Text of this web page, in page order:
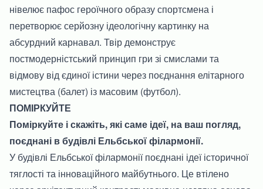
нівелює пафос героїчного образу спортсмена і
перетворює серйозну ідеологічну картинку на
абсурдний карнавал. Твір демонструє
постмодерністський принцип гри зі смислами та
відмову від єдиної істини через поєднання елітарного
мистецтва (балет) із масовим (футбол).
ПОМІРКУЙТЕ
Поміркуйте і скажіть, які саме ідеї, на ваш погляд,
поєднані в будівлі Ельбської філармонії.
У будівлі Ельбської філармонії поєднані ідеї історичної
тяглості та інноваційного майбутнього. Це втілено